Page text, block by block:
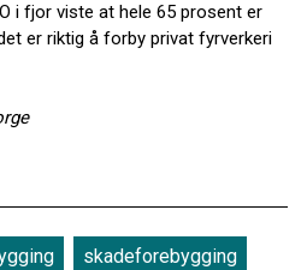
i fjor viste at hele 65 prosent er
er riktig å forby privat fyrverkeri
skadeforebygging